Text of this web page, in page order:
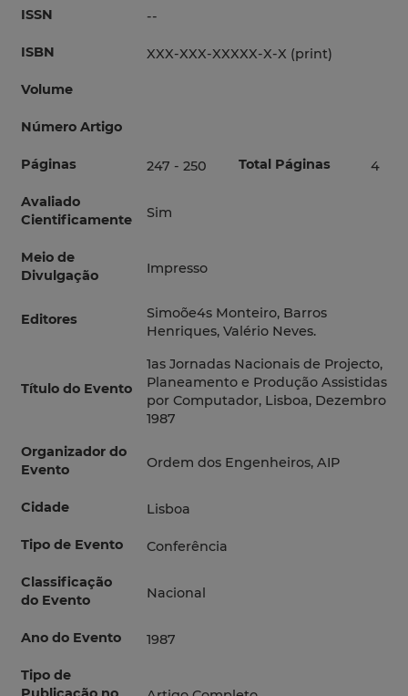
ISSN --
ISBN XXX-XXX-XXXXX-X-X (print)
Volume
Número Artigo
Páginas 247 - 250 Total Páginas 4
Avaliado
Cientificamente
Sim
Meio de
Divulgação
Impresso
Editores
Simoõe4s Monteiro, Barros
Henriques, Valério Neves.
Título do Evento
1as Jornadas Nacionais de Projecto,
Planeamento e Produção Assistidas
por Computador, Lisboa, Dezembro
1987
Organizador do
Evento
Ordem dos Engenheiros, AIP
Cidade Lisboa
Tipo de Evento Conferência
Classificação
do Evento
Nacional
Ano do Evento 1987
Tipo de